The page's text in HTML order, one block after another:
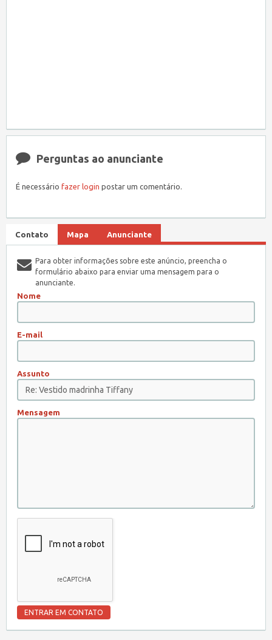
Perguntas ao anunciante
É necessário fazer login postar um comentário.
Contato Mapa Anunciante
Para obter informações sobre este anúncio, preencha o
formulário abaixo para enviar uma mensagem para o
anunciante.
Nome
E-mail
Assunto
Mensagem